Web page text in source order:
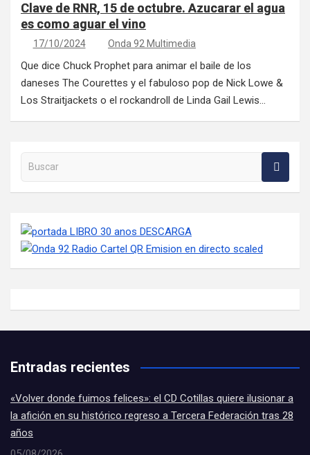
Clave de RNR, 15 de octubre. Azucarar el agua
es como aguar el vino
17/10/2024 Onda 92 Multimedia
Que dice Chuck Prophet para animar el baile de los
daneses The Courettes y el fabuloso pop de Nick Lowe &
Los Straitjackets o el rockandroll de Linda Gail Lewis…
Buscar en la web
Entradas recientes
«Volver donde fuimos felices»: el CD Cotillas quiere ilusionar a
la afición en su histórico regreso a Tercera Federación tras 28
años